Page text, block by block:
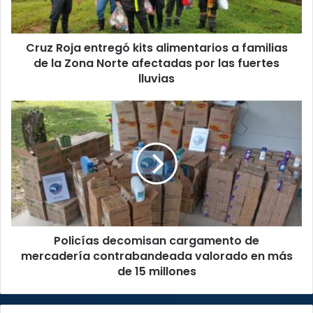
de
la
Zona
Norte
las
fuertes
lluvias
Cruz Roja entregó kits alimentarios a familias
de la Zona Norte afectadas por las fuertes
lluvias
Policías
decomisan
cargamento
de
mercadería
contrabandeada
valorado
en
más
Policías decomisan cargamento de
mercadería contrabandeada valorado en más
de 15 millones